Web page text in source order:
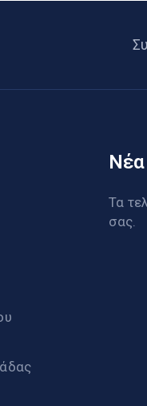
Νέα
Τα
σας.